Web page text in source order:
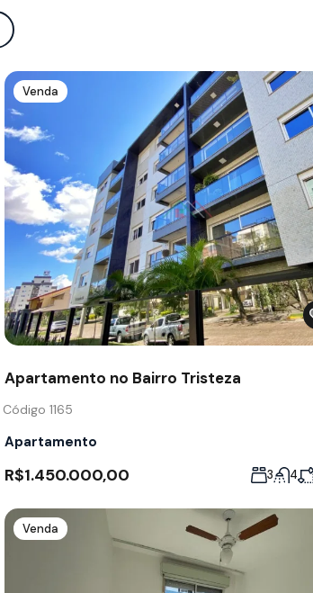
Venda
Apartamento no Bairro Tristeza
Código 1165
Apartamento
R$1.450.000,00 3 4
Venda